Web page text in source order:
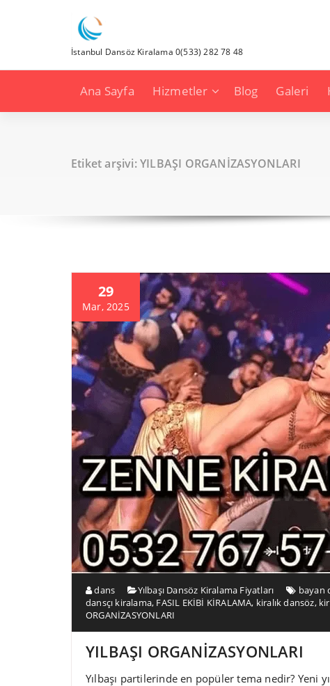
İstanbul Dansöz Kiralama 0(533) 282 78 48
Ana Sayfa Hizmetler Blog Galeri
Etiket arşivi: YILBAŞI ORGANİZASYONLARI
29
Mar, 2025
dans Yılbaşı Dansöz Kiralama Fiyatları bayan
dansçı kiralama, FASIL EKİBİ KİRALAMA, kiralık dansöz,
ORGANİZASYONLARI
YILBAŞI ORGANİZASYONLARI
Yılbaşı partilerinde en popüler tema nedir? Yeni